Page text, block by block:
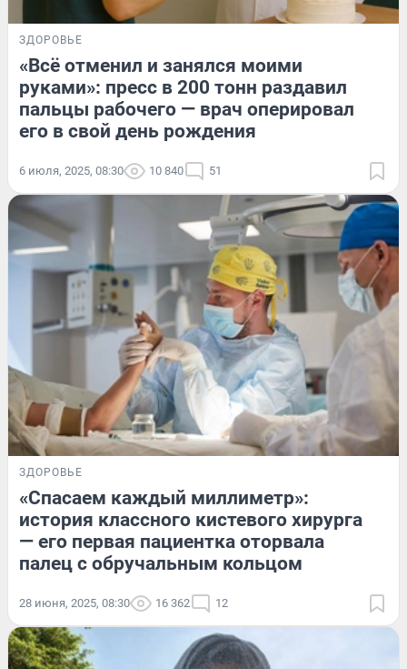
ЗДОРОВЬЕ
«Всё отменил и занялся моими
руками»: пресс в 200 тонн раздавил
пальцы рабочего — врач оперировал
его в свой день рождения
6 июля, 2025, 08:30 10 840 51
ЗДОРОВЬЕ
«Спасаем каждый миллиметр»:
история классного кистевого хирурга
— его первая пациентка оторвала
палец с обручальным кольцом
28 июня, 2025, 08:30 16 362 12